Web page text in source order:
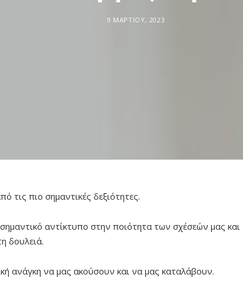
9 ΜΑΡΤΊΟΥ, 2023
τις πιο σημαντικές δεξιότητες.
αντίκτυπο στην ποιότητα των σχέσεών μας και
δουλειά.
ανάγκη να μας ακούσουν και να μας καταλάβουν.